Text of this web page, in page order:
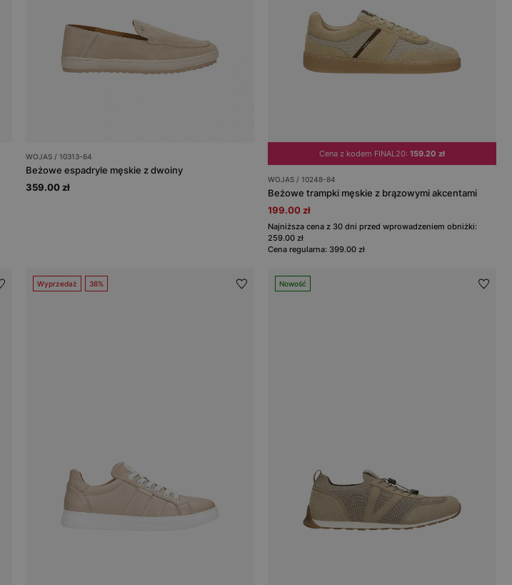
WOJAS / 10313-64
Beżowe espadryle męskie z dwoiny
359.00 zł
Cena z kodem FINAL20:159.20 zł
WOJAS / 10248-84
Beżowe trampki męskie z brązowymi akcentami
199.00 zł
Najniższa cena z 30 dni przed wprowadzeniem obniżki:
259.00 zł
Cena regularna: 399.00 zł
Wyprzedaż 38% Nowość